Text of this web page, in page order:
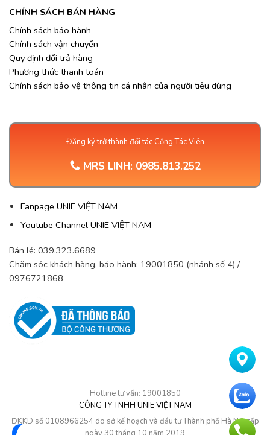
CHÍNH SÁCH BÁN HÀNG
Chính sách bảo hành
Chính sách vận chuyển
Quy định đổi trả hàng
Phương thức thanh toán
Chính sách bảo vệ thông tin cá nhân của người tiêu dùng
Đăng ký trở thành đối tác Cộng Tác Viên
MRS LINH: 0985.813.252
Fanpage UNIE VIỆT NAM
Youtube Channel UNIE VIỆT NAM
Bán lẻ: 039.323.6689
Chăm sóc khách hàng, bảo hành: 19001850 (nhánh số 4) /
0976721868
Hotline tư vấn: 19001850
CÔNG TY TNHH UNIE VIỆT NAM
ĐKKD số 0108966254 do sở kế hoạch và đầu tư Thành phố Hà Nội cấp